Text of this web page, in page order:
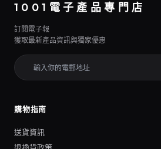
1001電子產品專門店
訂閱電子報
獲取最新產品資訊與獨家優惠
購物指南
送貨資訊